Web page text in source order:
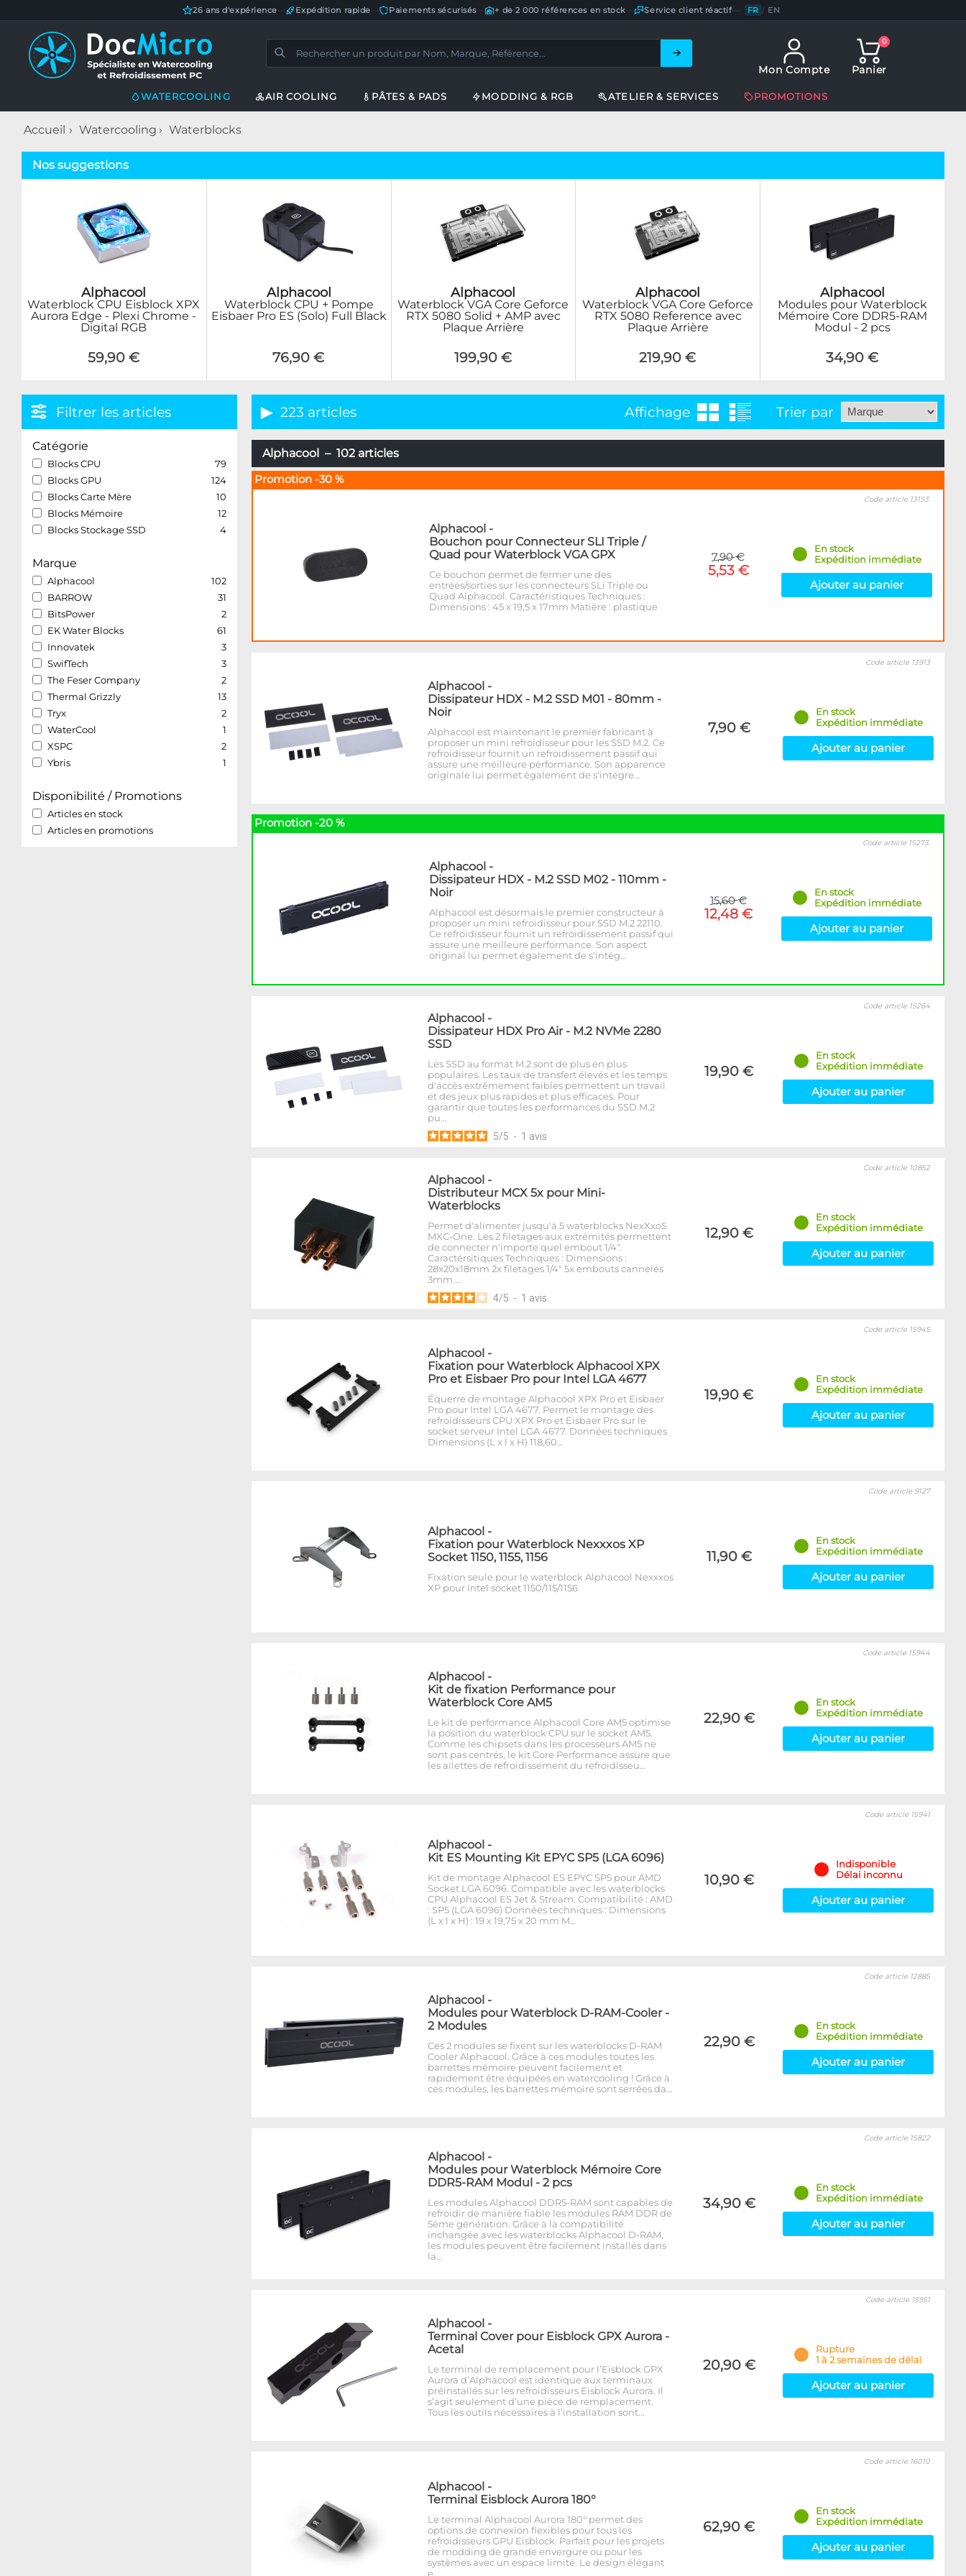
26 ans d'expérience Expédition rapide Paiements sécurisés— + de 2 000 références en stock Service client réactif— FR / EN
Mon Compte
0
Panier
WATERCOOLING AIR COOLING PÂTES & PADS MODDING & RGB ATELIER & SERVICES PROMOTIONS
Accueil Watercooling Waterblocks
Nos suggestions
Alphacool
Waterblock CPU Eisblock XPX
Aurora Edge - Plexi Chrome -
Digital RGB
59,90 €
Alphacool
Waterblock CPU + Pompe
Eisbaer Pro ES (Solo) Full Black
76,90 €
Alphacool
Waterblock VGA Core Geforce
RTX 5080 Solid + AMP avec
Plaque Arrière
199,90 €
Alphacool
Waterblock VGA Core Geforce
RTX 5080 Reference avec
Plaque Arrière
219,90 €
Alphacool
Modules pour Waterblock
Mémoire Core DDR5-RAM
Modul - 2 pcs
34,90 €
Filtrer les articles
Catégorie
Blocks CPU
79
Blocks GPU
124
Blocks Carte Mère
10
Blocks Mémoire
12
Blocks Stockage SSD
4
Marque
Alphacool
102
BARROW
31
BitsPower
2
EK Water Blocks
61
Innovatek
3
SwifTech
3
The Feser Company
2
Thermal Grizzly
13
Tryx
2
WaterCool
1
XSPC
2
Ybris
1
Disponibilité / Promotions
Articles en stock
Articles en promotions
223 articles Affichage Trier par
Alphacool – 102 articles
Promotion -30 %
Alphacool -
Bouchon pour Connecteur SLI Triple /
Quad pour Waterblock VGA GPX
Ce bouchon permet de fermer une des
entrées/sorties sur les connecteurs SLi Triple ou
Quad Alphacool. Caractéristiques Techniques :
Dimensions : 45 x 19,5 x 17mm Matière : plastique
7,90 €
5,53 €
Code article 13153
En stock
Expédition immédiate
Ajouter au panier
Alphacool -
Dissipateur HDX - M.2 SSD M01 - 80mm -
Noir
Alphacool est maintenant le premier fabricant à
proposer un mini refroidisseur pour les SSD M.2. Ce
refroidisseur fournit un refroidissement passif qui
assure une meilleure performance. Son apparence
originale lui permet également de s'intégre…
7,90 €
Code article 13913
En stock
Expédition immédiate
Ajouter au panier
Promotion -20 %
Alphacool -
Dissipateur HDX - M.2 SSD M02 - 110mm -
Noir
Alphacool est désormais le premier constructeur à
proposer un mini refroidisseur pour SSD M.2 22110.
Ce refroidisseur fournit un refroidissement passif qui
assure une meilleure performance. Son aspect
original lui permet également de s'intég…
15,60 €
12,48 €
Code article 15273
En stock
Expédition immédiate
Ajouter au panier
Alphacool -
Dissipateur HDX Pro Air - M.2 NVMe 2280
SSD
Les SSD au format M.2 sont de plus en plus
populaires. Les taux de transfert élevés et les temps
d'accès extrêmement faibles permettent un travail
et des jeux plus rapides et plus efficaces. Pour
garantir que toutes les performances du SSD M.2
pu…
5/5 - 1 avis
19,90 €
Code article 15264
En stock
Expédition immédiate
Ajouter au panier
Alphacool -
Distributeur MCX 5x pour Mini-
Waterblocks
Permet d'alimenter jusqu'à 5 waterblocks NexXxoS
MXC-One. Les 2 filetages aux extrémités permettent
de connecter n'importe quel embout 1/4".
Caractérsitiques Techniques : Dimensions :
28x20x18mm 2x filetages 1/4" 5x embouts cannelés
3mm …
4/5 - 1 avis
12,90 €
Code article 10852
En stock
Expédition immédiate
Ajouter au panier
Alphacool -
Fixation pour Waterblock Alphacool XPX
Pro et Eisbaer Pro pour Intel LGA 4677
Équerre de montage Alphacool XPX Pro et Eisbaer
Pro pour Intel LGA 4677. Permet le montage des
refroidisseurs CPU XPX Pro et Eisbaer Pro sur le
socket serveur Intel LGA 4677. Données techniques
Dimensions (L x l x H) 118,60…
19,90 €
Code article 15945
En stock
Expédition immédiate
Ajouter au panier
Alphacool -
Fixation pour Waterblock Nexxxos XP
Socket 1150, 1155, 1156
Fixation seule pour le waterblock Alphacool Nexxxos
XP pour Intel socket 1150/115/1156
11,90 €
Code article 9127
En stock
Expédition immédiate
Ajouter au panier
Alphacool -
Kit de fixation Performance pour
Waterblock Core AM5
Le kit de performance Alphacool Core AM5 optimise
la position du waterblock CPU sur le socket AM5.
Comme les chipsets dans les processeurs AM5 ne
sont pas centrés, le kit Core Performance assure que
les ailettes de refroidissement du refroidisseu…
22,90 €
Code article 15944
En stock
Expédition immédiate
Ajouter au panier
Alphacool -
Kit ES Mounting Kit EPYC SP5 (LGA 6096)
Kit de montage Alphacool ES EPYC SP5 pour AMD
Socket LGA 6096. Compatible avec les waterblocks
CPU Alphacool ES Jet & Stream. Compatibilité : AMD
: SP5 (LGA 6096) Données techniques : Dimensions
(L x l x H) : 19 x 19,75 x 20 mm M…
10,90 €
Code article 15941
Indisponible
Délai inconnu
Ajouter au panier
Alphacool -
Modules pour Waterblock D-RAM-Cooler -
2 Modules
Ces 2 modules se fixent sur les waterblocks D-RAM
Cooler Alphacool. Grâce à ces modules toutes les
barrettes mémoire peuvent facilement et
rapidement être équipées en watercooling ! Grâce à
ces modules, les barrettes mémoire sont serrées da…
22,90 €
Code article 12885
En stock
Expédition immédiate
Ajouter au panier
Alphacool -
Modules pour Waterblock Mémoire Core
DDR5-RAM Modul - 2 pcs
Les modules Alphacool DDR5-RAM sont capables de
refroidir de manière fiable les modules RAM DDR de
5ème génération. Grâce à la compatibilité
inchangée avec les waterblocks Alphacool D-RAM,
les modules peuvent être facilement installés dans
la…
34,90 €
Code article 15822
En stock
Expédition immédiate
Ajouter au panier
Alphacool -
Terminal Cover pour Eisblock GPX Aurora -
Acetal
Le terminal de remplacement pour l’Eisblock GPX
Aurora d’Alphacool est identique aux terminaux
préinstallés sur les refroidisseurs Eisblock Aurora. Il
s’agit seulement d’une pièce de remplacement.
Tous les outils nécessaires à l’installation sont…
20,90 €
Code article 15951
Rupture
1 à 2 semaines de délai
Ajouter au panier
Alphacool -
Terminal Eisblock Aurora 180°
Le terminal Alphacool Aurora 180° permet des
options de connexion flexibles pour tous les
refroidisseurs GPU Eisblock. Parfait pour les projets
de modding de grande envergure ou pour les
systèmes avec un espace limité. Le design élégant
e…
62,90 €
Code article 16010
En stock
Expédition immédiate
Ajouter au panier